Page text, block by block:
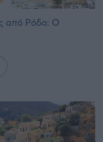
από Ρόδο: Ο